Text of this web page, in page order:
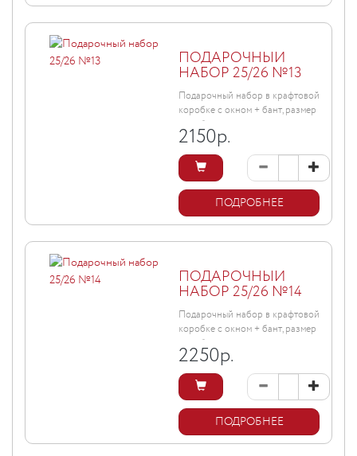
ПОДАРОЧНЫЙ
НАБОР 25/26 №13
Подарочный набор в крафтовой
коробке с окном + бант, размер
коробки ...
2150р.
ПОДРОБНЕЕ
ПОДАРОЧНЫЙ
НАБОР 25/26 №14
Подарочный набор в крафтовой
коробке с окном + бант, размер
коробки ...
2250р.
ПОДРОБНЕЕ